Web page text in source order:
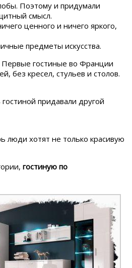
Поэтому и придумали
смысл.
ценного и ничего яркого,
предметы искусства.
гостиные во Франции
без кресел, стульев и столов.
придавали другой
люди хотят не только красивую
гостиную по